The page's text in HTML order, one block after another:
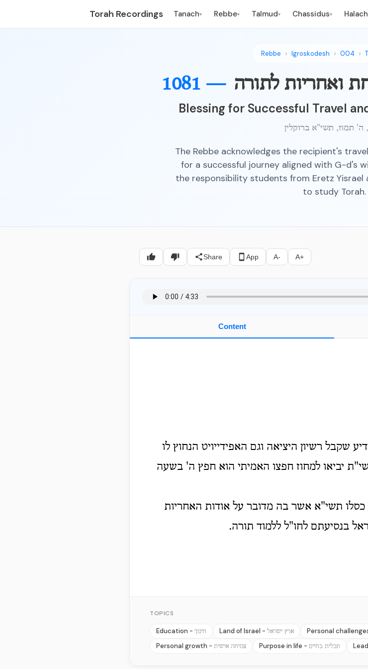
Torah Recordings Tanach▾ Rebbe▾ Talmud▾ Chassidus▾
Rebbe Igroskodesh 004
1081 — ואחריות לתורה
Blessing for Successful Travel
The Rebbe acknowledges the recipient's
for a successful journey aligned with G-d's
the responsibility students from Eretz Yisrael
to study Torah.
Share App A- A+
Content
שקבל רשיון היציאה וגם האפידייויט הנחוץ לו
יביאו למחוז חפצו האמיתי הוא חפץ ה' בשעה
תשי"א אשר בה מדובר על אודות האחריות
בנסיעתם לחו"ל ללמוד תורה.
TOPICS
Education - חינוך Land of Israel - ארץ ישראל Personal
Personal growth - צמיחה אישית Purpose in life - תכלית בחיים